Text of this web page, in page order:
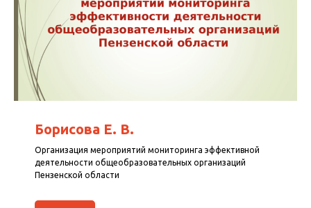
Борисова Е. В.
Организация мероприятий мониторинга эффективной
деятельности общеобразовательных организаций
Пензенской области